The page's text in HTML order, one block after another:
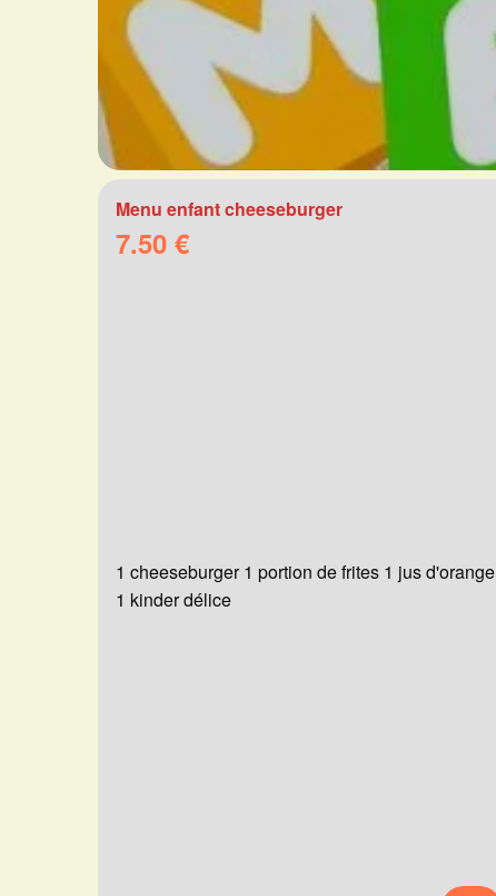
Menu enfant cheeseburger
7.50 €
1 cheeseburger 1 portion de frites 1 jus d'orange
1 kinder délice